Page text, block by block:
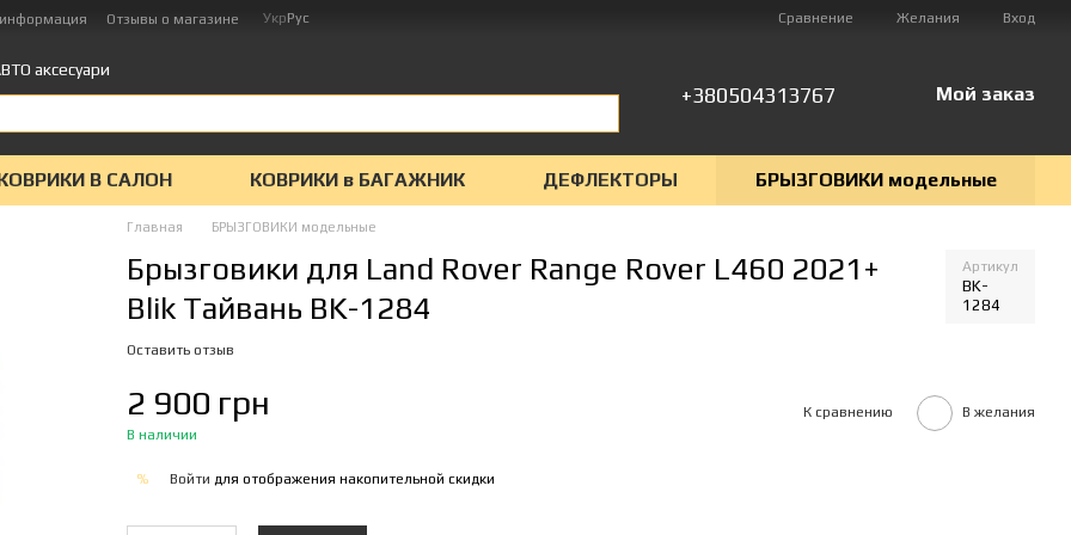
Отзывы о магазине УкрРус Сравнение Желания Вход
аксесуари
+380504313767 Мой заказ
В САЛОН КОВРИКИ в БАГАЖНИК ДЕФЛЕКТОРЫ БРЫЗГОВИКИ модельные
Главная БРЫЗГОВИКИ модельные
Брызговики для Land Rover Range Rover L460 2021+
Blik Тайвань BK-1284
Артикул
BK-
1284
Оставить отзыв
2 900 грн
В наличии
К сравнению В желания
% Войти для отображения накопительной скидки